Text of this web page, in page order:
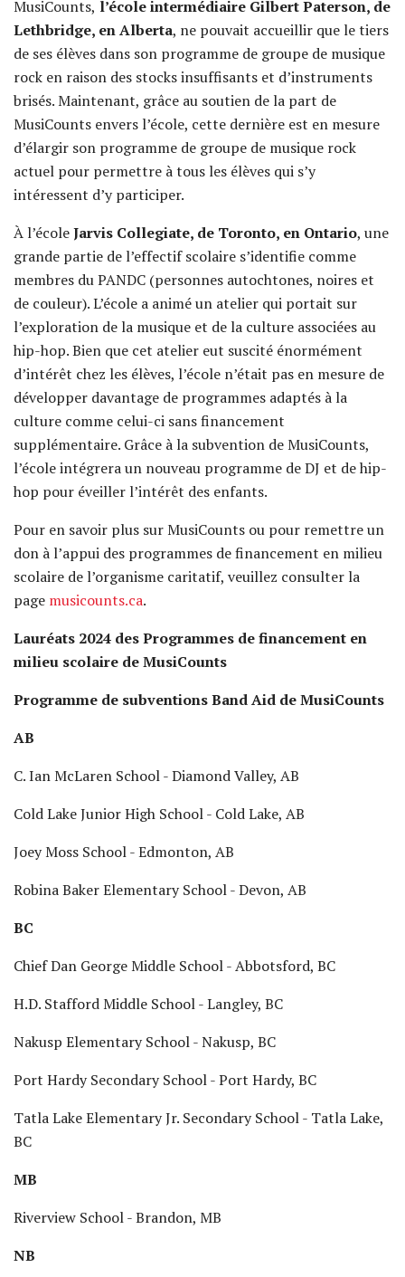
MusiCounts, l’école intermédiaire Gilbert Paterson, de
Lethbridge, en Alberta, ne pouvait accueillir que le tiers
de ses élèves dans son programme de groupe de musique
rock en raison des stocks insuffisants et d’instruments
brisés. Maintenant, grâce au soutien de la part de
MusiCounts envers l’école, cette dernière est en mesure
d’élargir son programme de groupe de musique rock
actuel pour permettre à tous les élèves qui s’y
intéressent d’y participer.
À l’écoleJarvis Collegiate, de Toronto, en Ontario, une
grande partie de l’effectif scolaire s’identifie comme
membres du PANDC (personnes autochtones, noires et
de couleur). L’école a animé un atelier qui portait sur
l’exploration de la musique et de la culture associées au
hip-hop. Bien que cet atelier eut suscité énormément
d’intérêt chez les élèves, l’école n’était pas en mesure de
développer davantage de programmes adaptés à la
culture comme celui-ci sans financement
supplémentaire. Grâce à la subvention de MusiCounts,
l’école intégrera un nouveau programme de DJ et de hip-
hop pour éveiller l’intérêt des enfants.
Pour en savoir plus sur MusiCounts ou pour remettre un
don à l’appui des programmes de financement en milieu
scolaire de l’organisme caritatif, veuillez consulter la
page musicounts.ca.
Lauréats 2024 des Programmes de financement en
milieu scolaire de MusiCounts
Programme de subventions Band Aid de MusiCounts
AB
C. Ian McLaren School - Diamond Valley, AB
Cold Lake Junior High School - Cold Lake, AB
Joey Moss School - Edmonton, AB
Robina Baker Elementary School - Devon, AB
BC
Chief Dan George Middle School - Abbotsford, BC
H.D. Stafford Middle School - Langley, BC
Nakusp Elementary School - Nakusp, BC
Port Hardy Secondary School - Port Hardy, BC
Tatla Lake Elementary Jr. Secondary School - Tatla Lake,
BC
MB
Riverview School - Brandon, MB
NB